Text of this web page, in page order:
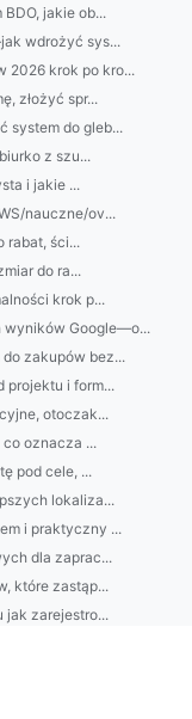
jakie ob...
wdrożyć sys...
2026 krok po kro...
złożyć spr...
system do gleb...
z szu...
i jakie ...
nauczne/ov...
rabat, ści...
do ra...
krok p...
wyników Google—o...
zakupów bez...
projektu i form...
otoczak...
co oznacza ...
pod cele, ...
lokaliza...
i praktyczny ...
dla zaprac...
które zastąp...
jak zarejestro...